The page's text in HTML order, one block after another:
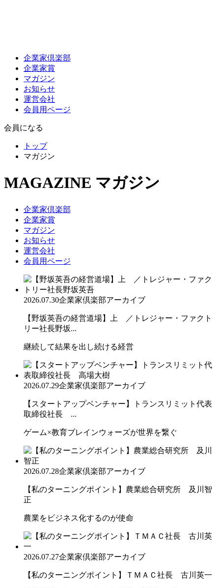
企業家倶楽部
企業家賞
マガジン
お知らせ
運営会社
会員用ページ
会員になる
トップ
マガジン
MAGAZINE マガジン
企業家倶楽部
企業家賞
マガジン
お知らせ
運営会社
会員用ページ
2026.07.30企業家倶楽部アーカイブ
【野坂英吾の経営道場】上 ／トレジャー・ファクト
リー社長野坂...
継続して結果を出し続ける経営
2026.07.29企業家倶楽部アーカイブ
【スタートアップベンチャー】トランスリミット代表
取締役社長 ...
ゲーム×教育ブレインウォーズが世界を繋ぐ
2026.07.28企業家倶楽部アーカイブ
【私のターニングポイント】農業総合研究所 及川智
正
農業をビジネス化するのが使命
2026.07.27企業家倶楽部アーカイブ
【私のターニングポイント】ＴＭＡＣ社長 古川英一